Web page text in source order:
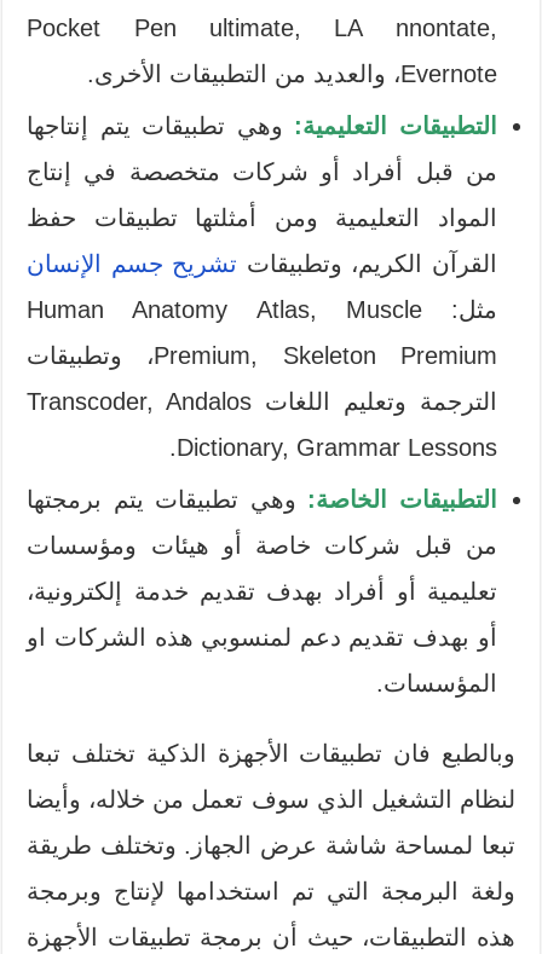
Pocket Pen ultimate, LA nnontate,
Evernote، والعديد من التطبيقات الأخرى.
التطبيقات التعليمية: وهي تطبيقات يتم إنتاجها
من قبل أفراد أو شركات متخصصة في إنتاج
المواد التعليمية ومن أمثلتها تطبيقات حفظ
القرآن الكريم، وتطبيقات تشريح جسم الإنسان
مثل: Human Anatomy Atlas, Muscle
Premium, Skeleton Premium، وتطبيقات
الترجمة وتعليم اللغات Transcoder, Andalos
Dictionary, Grammar Lessons.
التطبيقات الخاصة: وهي تطبيقات يتم برمجتها
من قبل شركات خاصة أو هيئات ومؤسسات
تعليمية أو أفراد بهدف تقديم خدمة إلكترونية،
أو بهدف تقديم دعم لمنسوبي هذه الشركات او
المؤسسات.
وبالطبع فان تطبيقات الأجهزة الذكية تختلف تبعا
لنظام التشغيل الذي سوف تعمل من خلاله، وأيضا
تبعا لمساحة شاشة عرض الجهاز. وتختلف طريقة
ولغة البرمجة التي تم استخدامها لإنتاج وبرمجة
هذه التطبيقات، حيث أن برمجة تطبيقات الأجهزة